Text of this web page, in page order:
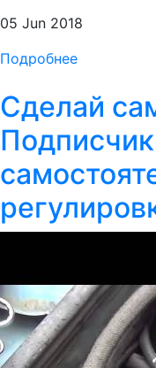
05 Jun 2018
Подробнее
Сделай